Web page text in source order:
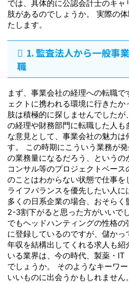
では、具体的に公認会計士のキ
肢があるのでしょうか。 実際の
たします。
1. 監査法人から一般事
職
まず、事業会社の経理への転職
ェクトに携われる環境に行きた
肢は積極的に探しませんでした
の経理や財務部門に転職した人も
な意見として、事業会社の魅力
す。 この時期にこういう業務が
の業務量になるだろう、というの
コンサル等のプロジェクトベース
のことはわからない状態で仕事を
ライフバランスを優先したい人に
多くの日系企業の場合、おそら
2-3割下がると思った方がいいで
でもヘッドハンティングの性格の
に登録しているのですが、儲かっ
年収を結構出してくれる求人も紹
いる業界は、今の時代、製薬・IT
でしょうか。 そのようなキーワ
いいものに出会うかもしれません